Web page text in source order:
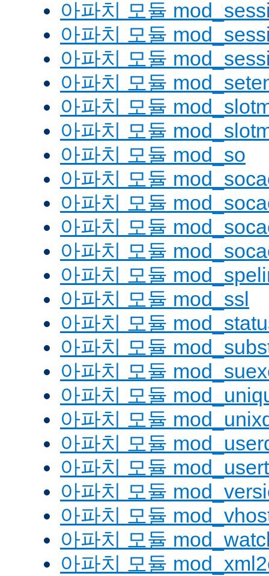
아파치 모듈
아파치 모듈
아파치 모듈
아파치 모듈
아파치 모듈
아파치 모듈
아파치 모듈 mod_so
아파치 모듈
아파치 모듈
아파치 모듈
아파치 모듈
아파치 모듈
아파치 모듈 mod_ssl
아파치 모듈
아파치 모듈
아파치 모듈
아파치 모듈
아파치 모듈
아파치 모듈
아파치 모듈
아파치 모듈
아파치 모듈
아파치 모듈
아파치 모듈